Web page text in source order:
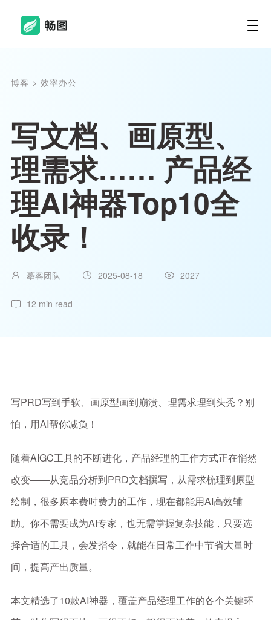
博客 > 效率办公
写文档、画原型、
理需求…… 产品经
理AI神器Top10全
收录！
摹客团队 2025-08-18 2027
12 min read
写PRD写到手软、画原型画到崩溃、理需求理到头秃？别
怕，用AI帮你减负！
随着AIGC工具的不断进化，产品经理的工作方式正在悄然
改变——从竞品分析到PRD文档撰写，从需求梳理到原型
绘制，很多原本费时费力的工作，现在都能用AI高效辅
助。你不需要成为AI专家，也无需掌握复杂技能，只要选
择合适的工具，会发指令，就能在日常工作中节省大量时
间，提高产出质量。
本文精选了10款AI神器，覆盖产品经理工作的各个关键环